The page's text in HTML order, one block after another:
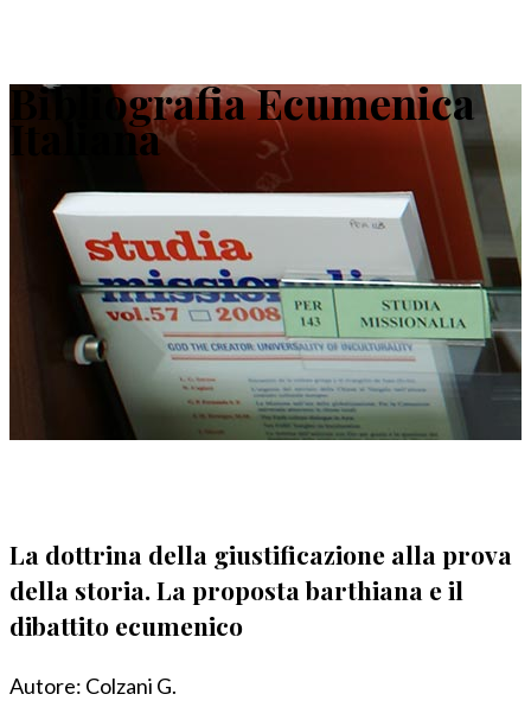
Bibliografia Ecumenica
Italiana
La dottrina della giustificazione alla prova
della storia. La proposta barthiana e il
dibattito ecumenico
Autore: Colzani G.